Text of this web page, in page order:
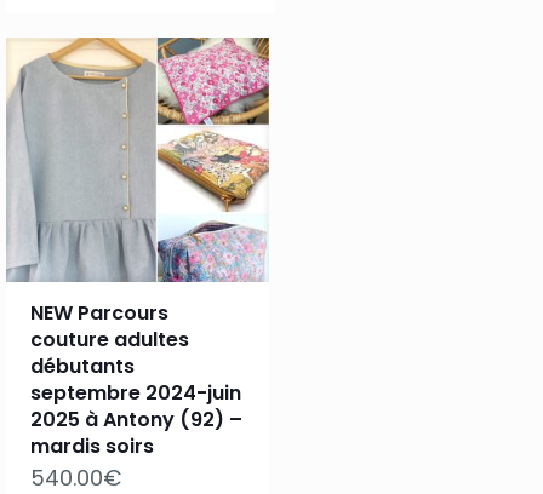
NEW Parcours
couture adultes
débutants
septembre 2024-juin
2025 à Antony (92) –
mardis soirs
540.00€